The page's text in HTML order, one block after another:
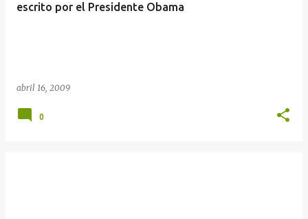
escrito por el Presidente Obama
abril 16, 2009
0